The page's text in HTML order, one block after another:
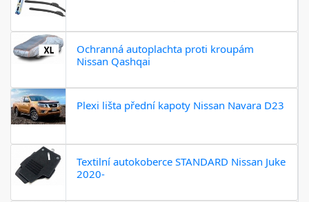
Ochranná autoplachta proti kroupám
Nissan Qashqai
Plexi lišta přední kapoty Nissan Navara D23
Textilní autokoberce STANDARD Nissan Juke
2020-